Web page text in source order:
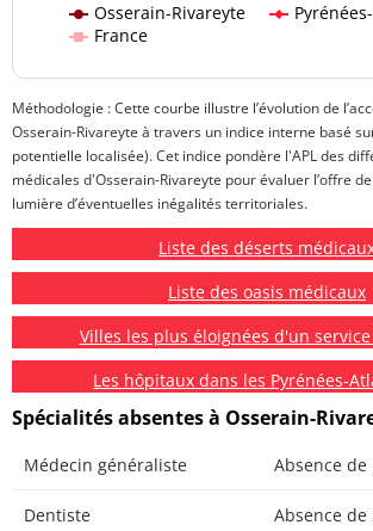
Osserain-Rivareyte
France
Méthodologie : Cette courbe illustre l’évolution de
Osserain-Rivareyte à travers un indice interne basé
potentielle localisée). Cet indice pondère l'APL des
médicales d'Osserain-Rivareyte pour évaluer l’offre
lumière d’éventuelles inégalités territoriales.
Liste des déserts
Liste des oasis médicaux
Villes les plus éloignées d'un
Les hôpitaux dans les Pyrénées-
Spécialités absentes à Osserain-
Médecin généraliste Absence
Dentiste Absence